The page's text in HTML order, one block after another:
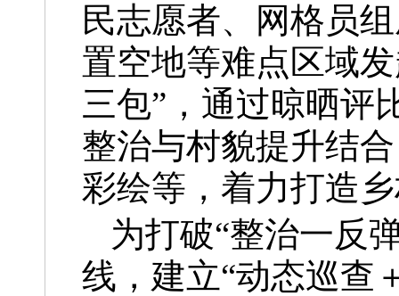
民志愿者、网格员
置空地等难点区域
三包”，通过晾晒评
整治与村貌提升结
彩绘等，着力打造
为打破“整治一反
线，建立“动态巡查